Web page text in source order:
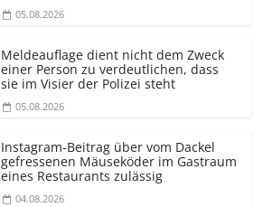
05.08.2026
Meldeauflage dient nicht dem Zweck
einer Person zu verdeutlichen, dass
sie im Visier der Polizei steht
05.08.2026
Instagram-Beitrag über vom Dackel
gefressenen Mäuseköder im Gastraum
eines Restaurants zulässig
04.08.2026